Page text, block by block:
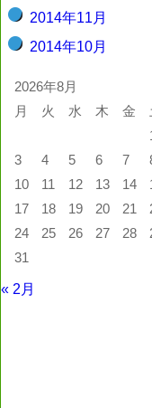
2014年11月
2014年10月
2026年8月
月
火 水 木 金
1
3
4 5 6 7
10
11 12 13 14
17
18 19 20 21
24
25 26 27 28
31
« 2月